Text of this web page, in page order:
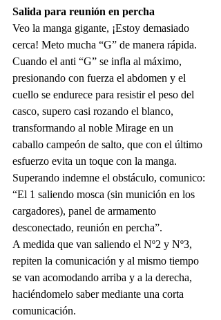
Salida para reunión en percha
Veo la manga gigante, ¡Estoy demasiado
cerca! Meto mucha “G” de manera rápida.
Cuando el anti “G” se infla al máximo,
presionando con fuerza el abdomen y el
cuello se endurece para resistir el peso del
casco, supero casi rozando el blanco,
transformando al noble Mirage en un
caballo campeón de salto, que con el último
esfuerzo evita un toque con la manga.
Superando indemne el obstáculo, comunico:
“El 1 saliendo mosca (sin munición en los
cargadores), panel de armamento
desconectado, reunión en percha”.
A medida que van saliendo el Nº2 y Nº3,
repiten la comunicación y al mismo tiempo
se van acomodando arriba y a la derecha,
haciéndomelo saber mediante una corta
comunicación.